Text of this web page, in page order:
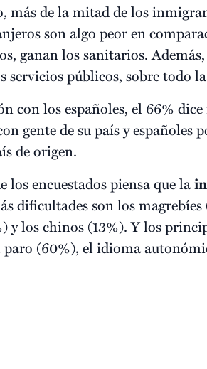
más de la mitad de los
son algo peor en
ganan los sanitarios.
servicios públicos, sobre todo la
con los españoles, el 66%
gente de su país y
de origen.
encuestados piensa que la
dificultades son los
y los chinos (13%). Y los
paro (60%), el idioma